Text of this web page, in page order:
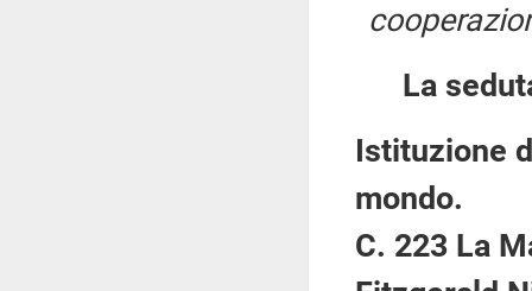
La
Istituzione
mondo.
C. 223 La